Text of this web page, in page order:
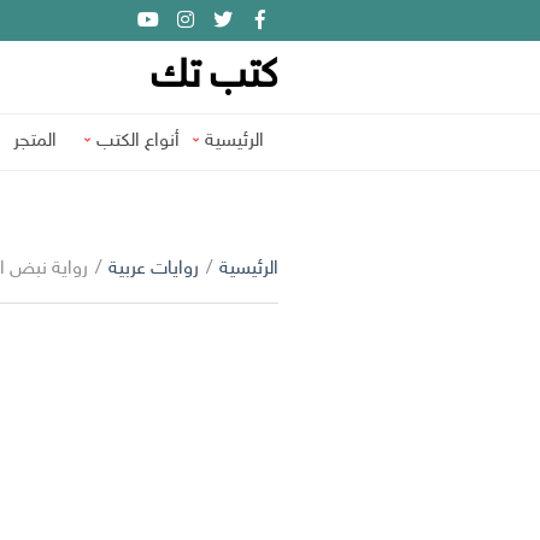
كتب تك
الرئيسية أنواع الكتب المتجر
الرئيسية / روايات عربية / رواية نبض